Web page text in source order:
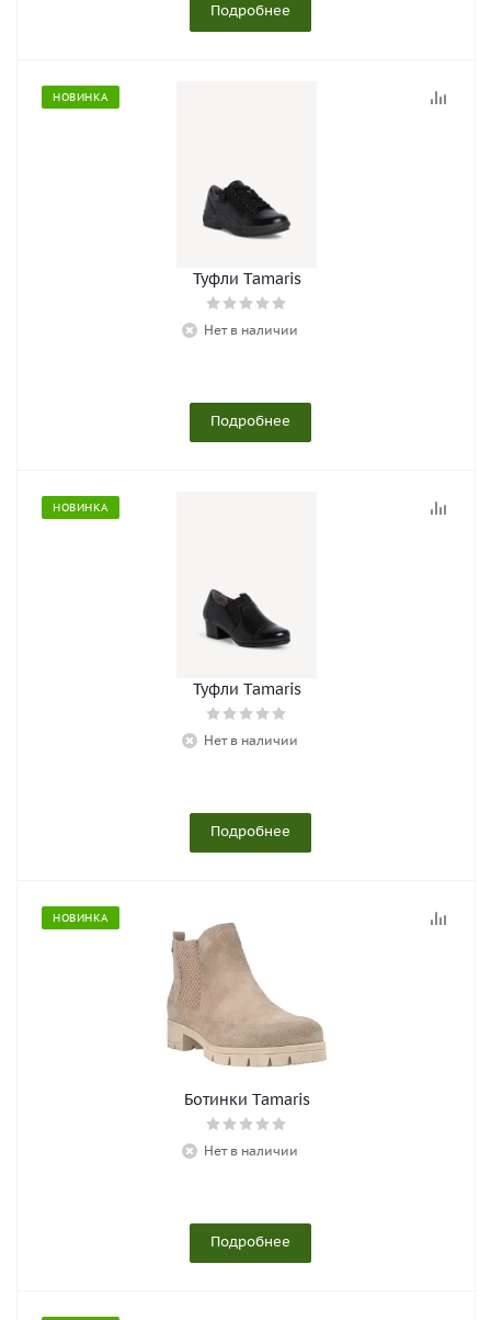
Подробнее
НОВИНКА
Туфли Tamaris
Нет в наличии
Подробнее
НОВИНКА
Туфли Tamaris
Нет в наличии
Подробнее
НОВИНКА
Ботинки Tamaris
Нет в наличии
Подробнее